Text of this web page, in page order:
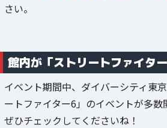
さい。
館内が「ストリートファイタ
イベント期間中、ダイバーシティ東
ートファイター6」のイベントが多数
ぜひチェックしてくださいね！